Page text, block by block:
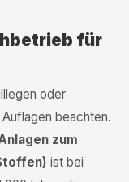
für
oder
beachten.
zum
ist bei